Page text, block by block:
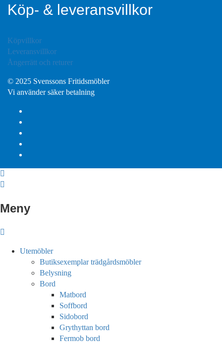
Köp- & leveransvillkor
Köpvillkor
Leveransvillkor
Ångerrätt och returer
© 2025 Svenssons Fritidsmöbler
Vi använder säker betalning
Meny
Utemöbler
Butiksexemplar trädgårdsmöbler
Belysning
Bord
Matbord
Soffbord
Sidobord
Grythyttan bord
Fermob bord